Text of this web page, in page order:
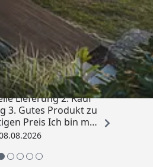
Shops
4,81/ 5
gefallen hat mir :
Lieferung 2. Kauf
3. Gutes Produkt zu
Preis Ich bin mit
sehr